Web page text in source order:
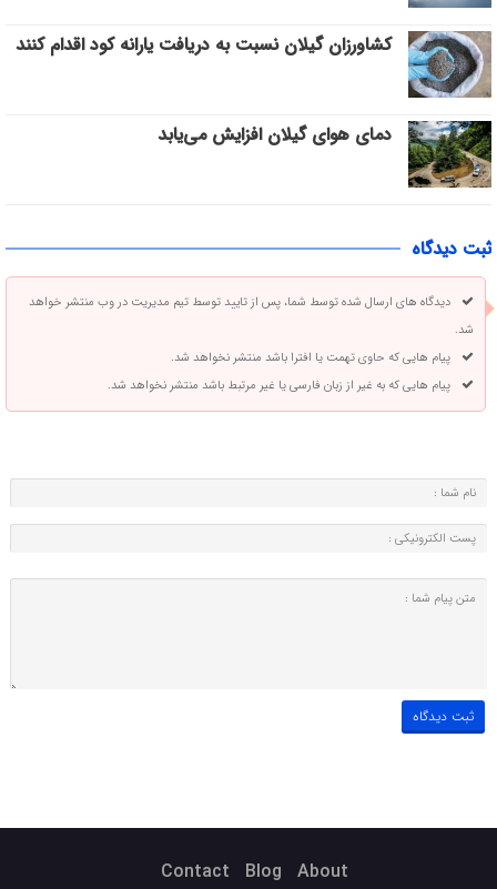
کشاورزان گیلان نسبت به دریافت یارانه کود اقدام کنند
دمای هوای گیلان افزایش می‌یابد
ثبت دیدگاه
دیدگاه های ارسال شده توسط شما، پس از تایید توسط تیم مدیریت در وب منتشر خواهد
شد.
پیام هایی که حاوی تهمت یا افترا باشد منتشر نخواهد شد.
پیام هایی که به غیر از زبان فارسی یا غیر مرتبط باشد منتشر نخواهد شد.
About
Blog
Contact